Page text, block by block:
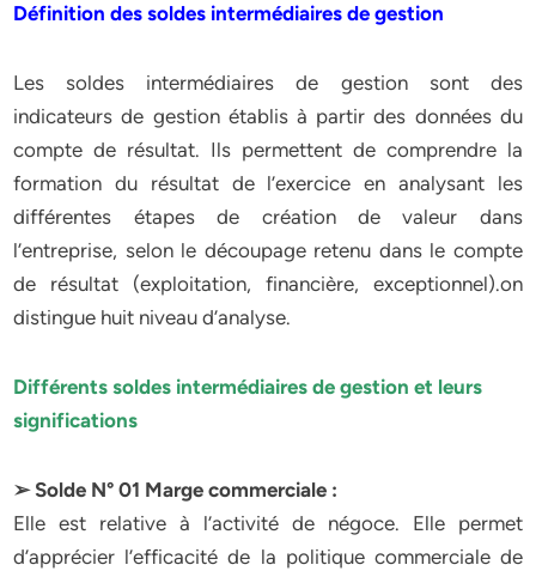
Définition des soldes intermédiaires de gestion
Les soldes intermédiaires de gestion sont des
indicateurs de gestion établis à partir des données du
compte de résultat. Ils permettent de comprendre la
formation du résultat de l’exercice en analysant les
différentes étapes de création de valeur dans
l’entreprise, selon le découpage retenu dans le compte
de résultat (exploitation, financière, exceptionnel).on
distingue huit niveau d’analyse.
Différents soldes intermédiaires de gestion et leurs
significations
➢ Solde N° 01 Marge commerciale :
Elle est relative à l’activité de négoce. Elle permet
d’apprécier l’efficacité de la politique commerciale de